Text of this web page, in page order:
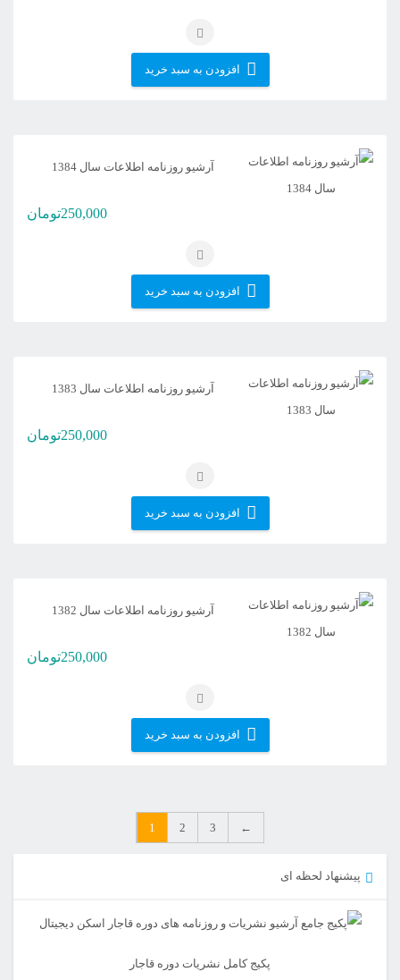
افزودن به سبد خرید
آرشیو روزنامه اطلاعات سال 1384
250,000تومان
افزودن به سبد خرید
آرشیو روزنامه اطلاعات سال 1383
250,000تومان
افزودن به سبد خرید
آرشیو روزنامه اطلاعات سال 1382
250,000تومان
افزودن به سبد خرید
1 2 3 ←
پیشنهاد لحظه ای
پکیج کامل نشریات دوره قاجار